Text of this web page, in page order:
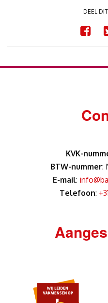
DEEL
KVK-
BTW-nummer:
E-mail:
Telefoon: